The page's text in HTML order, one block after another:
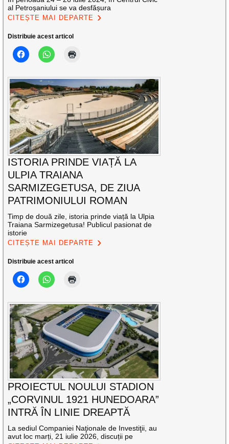
al Petroșaniului se va desfășura
CITEȘTE MAI DEPARTE
Distribuie acest articol
ISTORIA PRINDE VIAȚĂ LA
ULPIA TRAIANA
SARMIZEGETUSA, DE ZIUA
PATRIMONIULUI ROMAN
Timp de două zile, istoria prinde viață la Ulpia
Traiana Sarmizegetusa! Publicul pasionat de
istorie
CITEȘTE MAI DEPARTE
Distribuie acest articol
PROIECTUL NOULUI STADION
„CORVINUL 1921 HUNEDOARA”
INTRĂ ÎN LINIE DREAPTĂ
La sediul Companiei Naţionale de Investiţii, au
avut loc marți, 21 iulie 2026, discuții pe